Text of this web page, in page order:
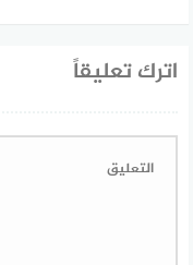
اترك تعليقاً